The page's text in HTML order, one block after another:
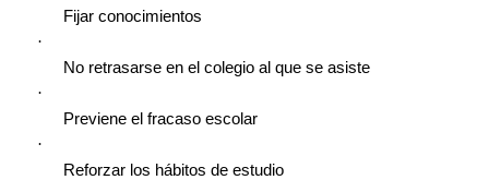
Fijar conocimientos
·
No retrasarse en el colegio al que se asiste
·
Previene el fracaso escolar
·
Reforzar los hábitos de estudio